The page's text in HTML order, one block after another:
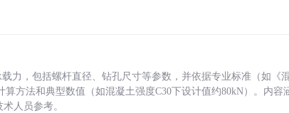
力，包括螺杆直径、钻孔尺寸等参数，并依据专业标准（如《
算方法和典型数值（如混凝土强度C30下设计值约80kN）。内容
人员参考。